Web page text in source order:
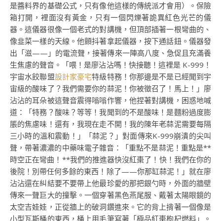
是醬料界的基礎公式，只有像他這樣的傳統派才會用）。保險
箱打開，裡面沒有黃金，只有一個閃爍著詭異紅色光芒的儀
器。這儀器很像一個老式的對講機，但頂部插著一根彎曲的、
像韭菜一樣的天線。他顫抖著拿起儀器，按下通話鈕。儀器發
出「滋——」的電流聲，接著傳來一陣高八度、急促且充滿養
生焦慮的聲音。「喂！是廖沾沾嗎！快接聽！這裡是 K-999！
宇宙水餃聯盟設計家豪宅特級特務！你那邊是不是已經聞到宇
宙級的酸味了？我們需要你的蒜泥！你被徵召了！馬上！」廖
沾沾的耳朵被這聲音震得嗡嗡作響，他捏著對講機，困惑地喊
道：「特務？酸味？等等！我聞到的不是酸味！是麵粉過度膨
脹的焦慮味！還有，我現在走不開！我的陳年老蒜泥需要每隔
三小時的溫和震動！」「蒜泥？」對面傳來K-999崩潰的尖叫
聲，帶著濃濃的中藥味電子雜音：「重點不是蒜泥！重點是**
時空正在彎曲！**我們的推進器快沒紅棗了！快！我們在你的
後院！別帶任何多餘的東西！除了——你那缸蒜泥！」就在廖
沾沾還在糾結要不要帶上他最珍愛的那把銀勺時，外面的牆壁
傳來一聲巨大的撞擊。一個穿著黑色燕尾服、戴著太陽眼鏡的
太空吉娃娃，正從牆上的破洞鑽進來。它的背上揹著一個像是
小型瓦斯桶的東西，桶上用毛筆寫著「極品紅棗枸杞燃料」。